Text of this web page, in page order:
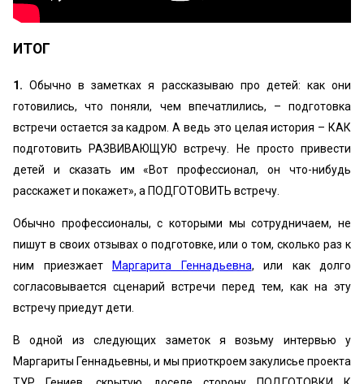
ИТОГ
1.Обычно в заметках я рассказываю про детей: как они
готовились, что поняли, чем впечатлились, – подготовка
встречи остается за кадром. А ведь это целая история – КАК
подготовить РАЗВИВАЮЩУЮ встречу. Не просто привести
детей и сказать им «Вот профессионал, он что-нибудь
расскажет и покажет», а ПОДГОТОВИТЬ встречу.
Обычно профессионалы, с которыми мы сотрудничаем, не
пишут в своих отзывах о подготовке, или о том, сколько раз к
ним приезжает
Маргарита Геннадьевна, или как долго
согласовывается сценарий встречи перед тем, как на эту
встречу приедут дети.
В одной из следующих заметок я возьму интервью у
Маргариты Геннадьевны, и мы приоткроем закулисье проекта